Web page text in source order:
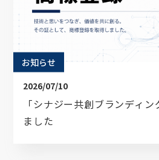
お知らせ
2026/07/10
「シナジー共創ブランディ
ました
ブランディングのヒントが
オリジナル資料をプレゼン
企業名